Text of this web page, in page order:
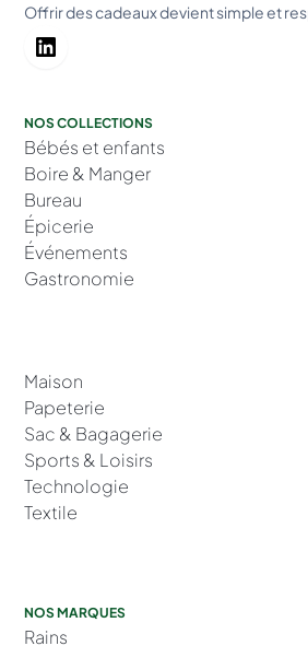
Offrir des cadeaux devient simple et
NOS COLLECTIONS
Bébés et enfants
Boire & Manger
Bureau
Épicerie
Événements
Gastronomie
Maison
Papeterie
Sac & Bagagerie
Sports & Loisirs
Technologie
Textile
NOS MARQUES
Rains